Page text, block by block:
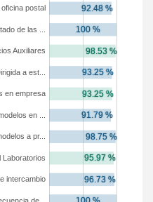
intercambio
Laboratorios
a pr...
en ...
en empresa
a est...
Auxiliares
de las ...
postal